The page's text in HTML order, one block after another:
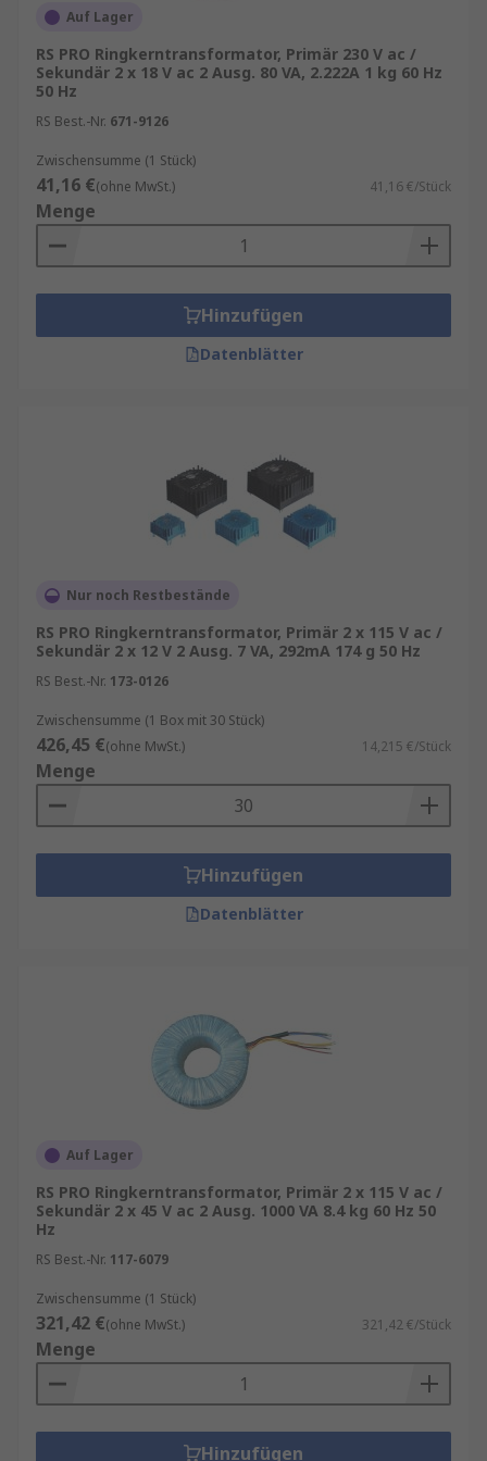
Sie sind leiser im Betrieb als Standard-
Transformatoren und erzeugen weniger
Brummgeräusche. Sie bieten ein hervorragendes
Preis-Leistungs-Verhältnis. Ringkerne benötigen
weniger Energie, um ein Magnetfeld
aufrechtzuerhalten, und verbrauchen daher
weniger Strom.
Auf Lager
RS PRO Ringkerntransformator, Primär 230 V ac /
Sekundär 2 x 18 V ac 2 Ausg. 80 VA, 2.222A 1 kg 60 Hz
50 Hz
RS Best.-Nr. 671-9126
Zwischensumme (1 Stück)
41,16 €(ohne MwSt.) 41,16 €/Stück
Menge
Hinzufügen
Datenblätter
Nur noch Restbestände
RS PRO Ringkerntransformator, Primär 2 x 115 V ac /
Sekundär 2 x 12 V 2 Ausg. 7 VA, 292mA 174 g 50 Hz
RS Best.-Nr. 173-0126
Zwischensumme (1 Box mit 30 Stück)
426,45 €(ohne MwSt.) 14,215 €/Stück
Menge
Hinzufügen
Datenblätter
Auf Lager
RS PRO Ringkerntransformator, Primär 2 x 115 V ac /
Sekundär 2 x 45 V ac 2 Ausg. 1000 VA 8.4 kg 60 Hz 50
Hz
RS Best.-Nr. 117-6079
Zwischensumme (1 Stück)
321,42 €(ohne MwSt.) 321,42 €/Stück
Menge
Hinzufügen